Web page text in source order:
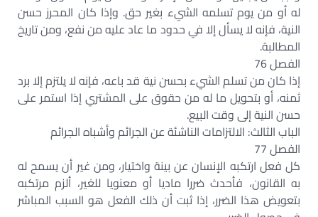
له أو من يوم تسلمه الشيء بغير حق. وإذا كان المحرز حسن
النية، فإنه لا يسأل إلا في حدود ما عاد عليه من نفع، ومن تاريخ
المطالبة.
الفصل 76
إذا كان من تسلم الشيء بحسن نية قد باعه، فإنه لا يلتزم إلا برد
ثمنه، أو بتحويل ما له من حقوق على المشتري إذا استمر على
حسن النية إلى وقت البيع.
الباب الثالث: الالتزامات الناشئة عن الجرائم وأشباه الجرائم
الفصل 77
كل فعل ارتكبه الإنسان عن بينة واختيار، ومن غير أن يسمح له
به القانون، فأحدث ضررا ماديا أو معنويا للغير، ألزم مرتكبه
بتعويض هذا الضرر، إذا ثبت أن ذلك الفعل هو السبب المباشر